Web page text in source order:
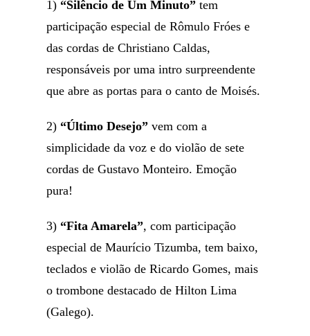
1) “Silêncio de Um Minuto” tem
participação especial de Rômulo Fróes e
das cordas de Christiano Caldas,
responsáveis por uma intro surpreendente
que abre as portas para o canto de Moisés.
2) “Último Desejo” vem com a
simplicidade da voz e do violão de sete
cordas de Gustavo Monteiro. Emoção
pura!
3) “Fita Amarela”, com participação
especial de Maurício Tizumba, tem baixo,
teclados e violão de Ricardo Gomes, mais
o trombone destacado de Hilton Lima
(Galego).